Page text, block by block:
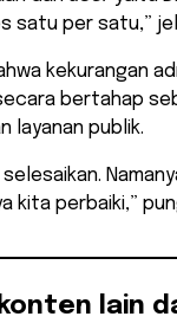
satu per satu,”
kekurangan
bertahap
layanan publik.
selesaikan.
kita perbaiki,”
lain